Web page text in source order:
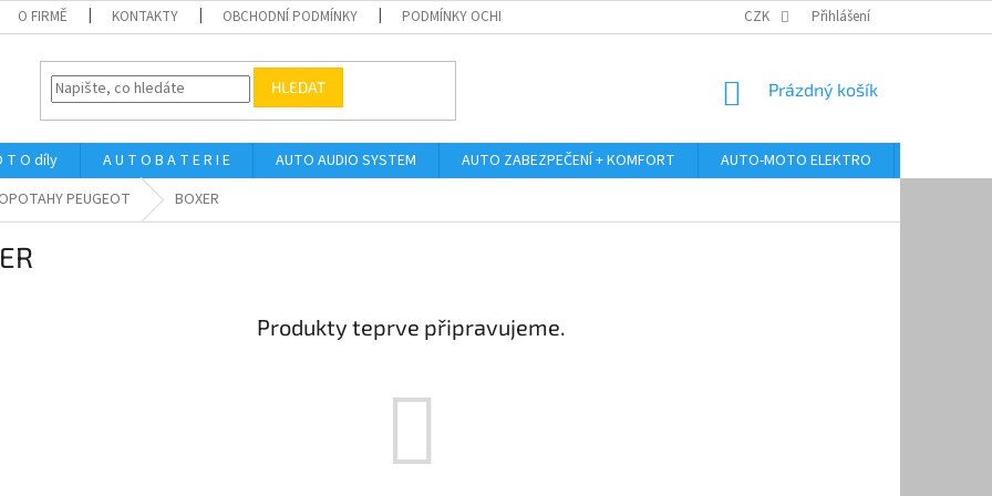
O FIRMĚ KONTAKTY OBCHODNÍ PODMÍNKY PODMÍNKY OCHRANY OSOBNÍCH ÚDAJŮ ODSTOUPENÍ OD KUPNÍ SMLOUVY
CZK Přihlášení
HLEDAT
NÁKUPNÍ
Prázdný košík
T O díly A U T O B A T E R I E AUTO AUDIO SYSTEM AUTO ZABEZPEČENÍ + KOMFORT AUTO-MOTO ELEKTRO
PEUGEOT BOXER
Produkty teprve připravujeme.